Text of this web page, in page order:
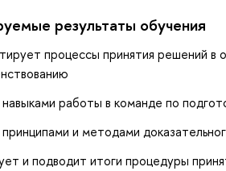
результаты обучения
процессы принятия решений в
работы в команде по
и методами
и подводит итоги процедуры